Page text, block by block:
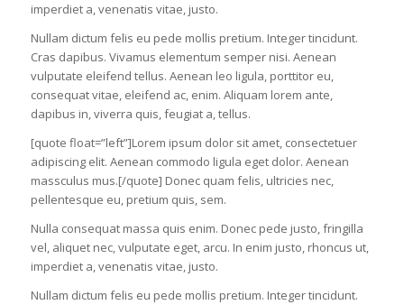
imperdiet a, venenatis vitae, justo.
Nullam dictum felis eu pede mollis pretium. Integer tincidunt.
Cras dapibus. Vivamus elementum semper nisi. Aenean
vulputate eleifend tellus. Aenean leo ligula, porttitor eu,
consequat vitae, eleifend ac, enim. Aliquam lorem ante,
dapibus in, viverra quis, feugiat a, tellus.
[quote float=”left”]Lorem ipsum dolor sit amet, consectetuer
adipiscing elit. Aenean commodo ligula eget dolor. Aenean
massculus mus.[/quote] Donec quam felis, ultricies nec,
pellentesque eu, pretium quis, sem.
Nulla consequat massa quis enim. Donec pede justo, fringilla
vel, aliquet nec, vulputate eget, arcu. In enim justo, rhoncus ut,
imperdiet a, venenatis vitae, justo.
Nullam dictum felis eu pede mollis pretium. Integer tincidunt.